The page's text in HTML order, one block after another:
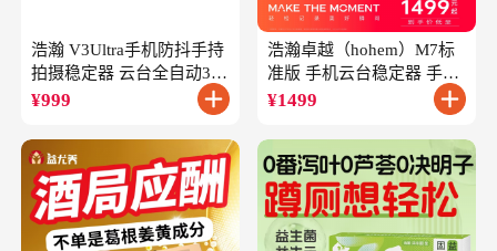
浩瀚 V3Ultra手机防抖手持
拍摄稳定器 云台全自动360
度旋转跟拍 户外直播短视
¥999
浩瀚卓越（hohem）M7标
准版 手机云台稳定器 手持
云台正交三轴防抖 直播支
¥1499